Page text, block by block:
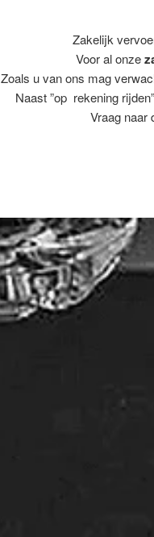
Zakelijk
Voor al onze
Zoals u van ons mag
Naast ”op rekening
Vraag naar